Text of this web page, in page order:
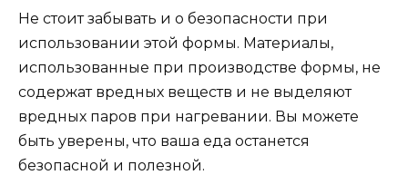
Не стоит забывать и о безопасности при
использовании этой формы. Материалы,
использованные при производстве формы, не
содержат вредных веществ и не выделяют
вредных паров при нагревании. Вы можете
быть уверены, что ваша еда останется
безопасной и полезной.